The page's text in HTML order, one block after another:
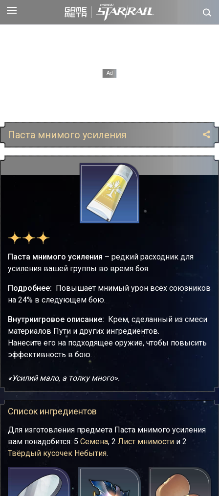
Паста мнимого усиления
Паста мнимого усиления – редкий расходник для
усиления вашей группы во время боя.
Подробнее: Повышает мнимый урон всех союзников
на 24% в следующем бою.
Внутриигровое описание: Крем, сделанный из смеси
материалов Пути и других ингредиентов.
Нанесите его на подходящее оружие, чтобы повысить
эффективность в бою.
«Усилий мало, а толку много».
Список ингредиентов
Для изготовления предмета Паста мнимого усиления
вам понадобится: 5 Семена, 2 Лист мнимости и 2
Твёрдый кусочек Небытия.